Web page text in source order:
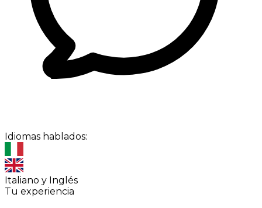
Idiomas hablados:
Italiano y Inglés
Tu experiencia